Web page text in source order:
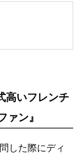
高いフレンチ
ァン』
した際にディ